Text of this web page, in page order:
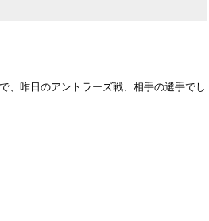
、昨日のアントラーズ戦、相手の選手でし